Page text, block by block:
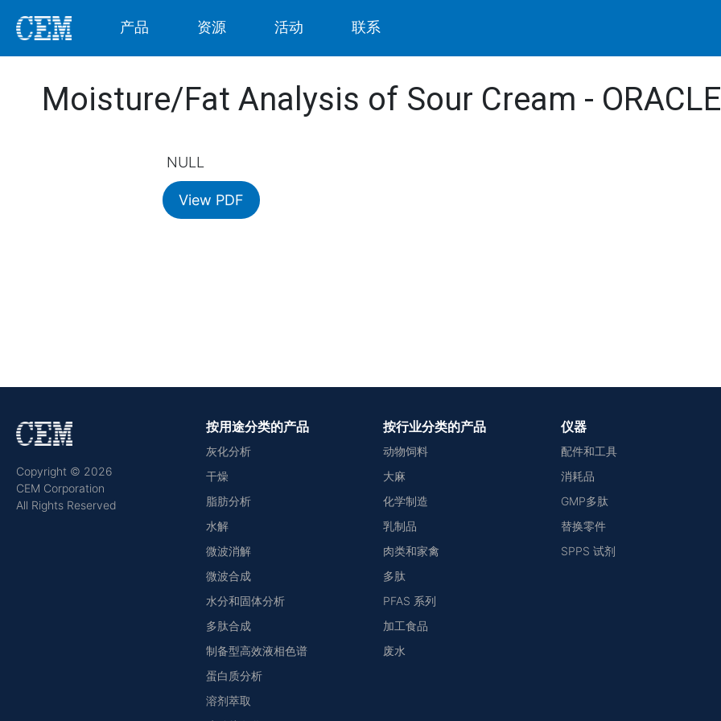
产品 资源 活动 联系
Moisture/Fat Analysis of Sour Cream - ORACLE
NULL
View PDF
Copyright © 2026
CEM Corporation
All Rights Reserved
按用途分类的产品
灰化分析
干燥
脂肪分析
水解
微波消解
微波合成
水分和固体分析
多肽合成
制备型高效液相色谱
蛋白质分析
溶剂萃取
按行业分类的产品
动物饲料
大麻
化学制造
乳制品
肉类和家禽
多肽
PFAS 系列
加工食品
废水
仪器
配件和工具
消耗品
GMP多肽
替换零件
SPPS 试剂